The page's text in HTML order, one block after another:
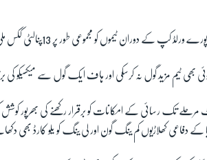
بھی ٹیم مزید گول نہ کرسکی اور ہاف ایک گول سے میکسیکو کی
مرحلے تک رسائی کے امکانات کو برقرار رکھنے کی بھرپور
کے دفاعی کھلاڑیوں کم ینگ گون اور لی ینگ کو یلو کارڈ بھی